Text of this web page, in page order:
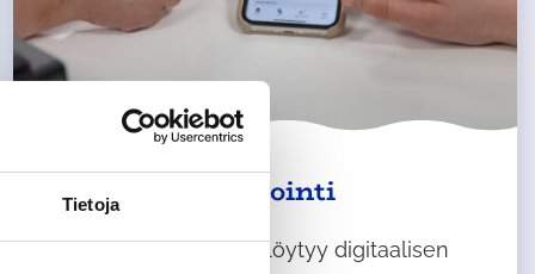
Tietoja
Ulkoinen
palvelu
Digitaalinen asiointi
Osa palveluistamme löytyy digitaalisen